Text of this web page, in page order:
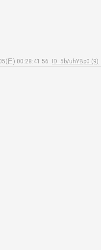
日) 00:28:41.56
ID: 5b/uhYBp0 (9)